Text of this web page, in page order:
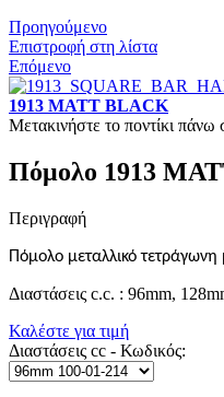
Προηγούμενο
Επιστροφή στη λίστα
Επόμενο
1913 MATT BLACK
Μετακινήστε το ποντίκι πάνω
Πόμολο 1913
Περιγραφή
Πόμολο μεταλλικό τετράγωνη
Διαστάσεις c.c. : 96mm,
Καλέστε για τιμή
Διαστάσεις cc - Κωδικός: